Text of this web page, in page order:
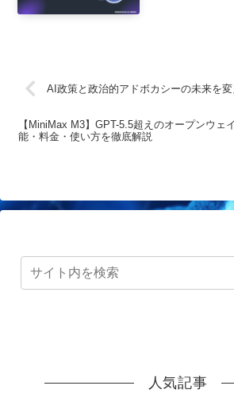
AI政策と政治的アドボカシーの未来を
【MiniMax M3】GPT-5.5超えのオープンウェ
能・料金・使い方を徹底解説
人気記事